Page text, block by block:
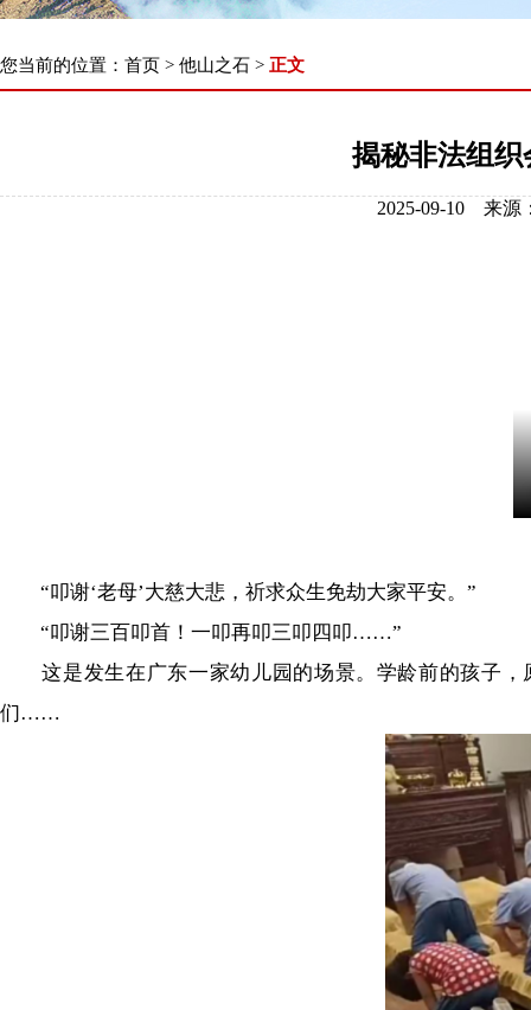
您当前的位置： 首页 > 他山之石 > 正文
揭秘非法组织
2025-09-10 来
“叩谢‘老母’大慈大悲，祈求众生免劫大家平安。”
“叩谢三百叩首！一叩再叩三叩四叩……”
这是发生在广东一家幼儿园的场景。学龄前的孩子，
们……